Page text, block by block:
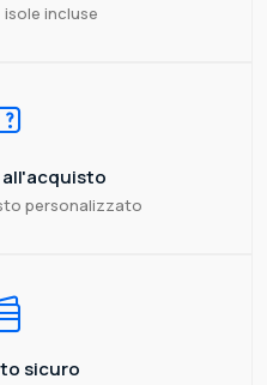
incluse
personalizzato
sicuro